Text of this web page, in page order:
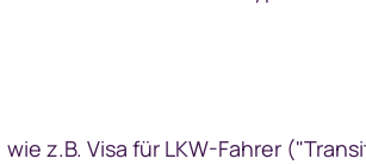
z.B. Visa für LKW-Fahrer